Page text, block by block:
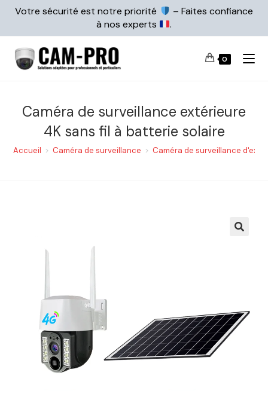
Votre sécurité est notre priorité
– Faites confiance
à nos experts
.
0
Caméra de surveillance extérieure
4K sans fil à batterie solaire
Accueil > Caméra de surveillance > Caméra de surveillance